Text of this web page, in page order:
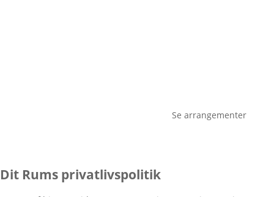
Se arrangementer
Dit Rums privatlivspolitik